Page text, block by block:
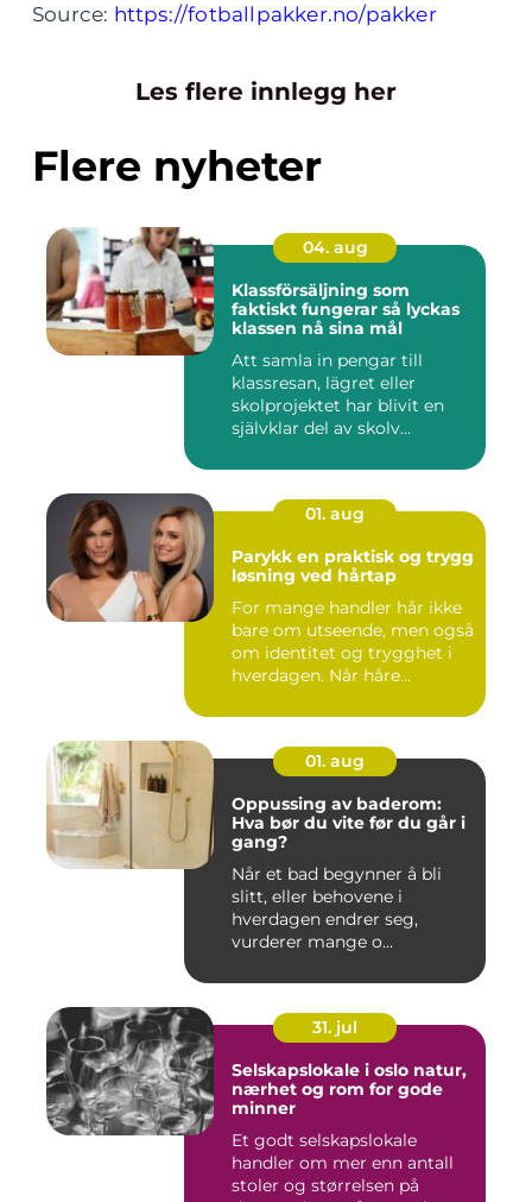
Source: https://fotballpakker.no/pakker
Les flere innlegg her
Flere nyheter
04. aug
Klassförsäljning som
faktiskt fungerar så lyckas
klassen nå sina mål
Att samla in pengar till
klassresan, lägret eller
skolprojektet har blivit en
självklar del av skolv...
01. aug
Parykk en praktisk og trygg
løsning ved hårtap
For mange handler hår ikke
bare om utseende, men også
om identitet og trygghet i
hverdagen. Når håre...
01. aug
Oppussing av baderom:
Hva bør du vite før du går i
gang?
Når et bad begynner å bli
slitt, eller behovene i
hverdagen endrer seg,
vurderer mange o...
31. jul
Selskapslokale i oslo natur,
nærhet og rom for gode
minner
Et godt selskapslokale
handler om mer enn antall
stoler og størrelsen på